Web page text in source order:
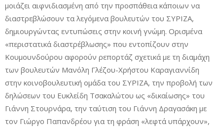
μοιάζει αιφνιδιασμένη από την προσπάθεια κάποιων να
διαστρεβλώσουν τα λεγόμενα βουλευτών του ΣΥΡΙΖΑ,
δημιουργώντας εντυπώσεις στην κοινή γνώμη. Ορισμένα
«περιστατικά διαστρέβλωσης» που εντοπίζουν στην
Κουμουνδούρου αφορούν ρεπορτάζ σχετικά με τη διαμάχη
των βουλευτών Μανόλη Γλέζου-Χρήστου Καραγιαννίδη
στην κοινοβουλευτική ομάδα του ΣΥΡΙΖΑ, την προβολή των
δηλώσεων του Ευκλείδη Τσακαλώτου ως «δικαίωσης» του
Γιάννη Στουρνάρα, την ταύτιση του Γιάννη Δραγασάκη με
τον Γιώργο Παπανδρέου για τη φράση «λεφτά υπάρχουν»,